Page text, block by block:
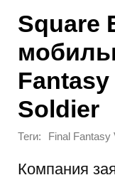
Square
Soldier
Теги: Final Fantasy
Компания